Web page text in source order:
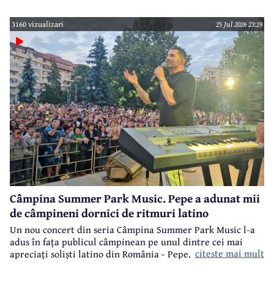
3160 vizualizari 25 Jul 2026 23:29
Câmpina Summer Park Music. Pepe a adunat mii
de câmpineni dornici de ritmuri latino
Un nou concert din seria Câmpina Summer Park Music l-a
adus în fața publicul câmpinean pe unul dintre cei mai
apreciați soliști latino din România - Pepe. citeste mai mult